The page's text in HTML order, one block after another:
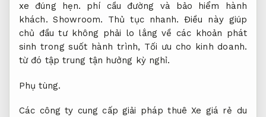
xe đúng hẹn. phí cầu đường và bảo hiểm hành
khách.Showroom. Thủ tục nhanh. Điều này giúp
chủ đầu tư không phải lo lắng về các khoản phát
sinh trong suốt hành trình, Tối ưu cho kinh doanh.
từ đó tập trung tận hưởng kỳ nghỉ.
Phụ tùng.
Các công ty cung cấp giải pháp thuê Xe giá rẻ du